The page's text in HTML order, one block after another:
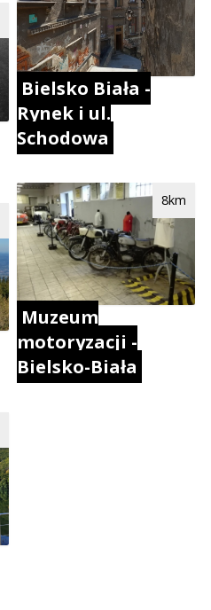
Bielsko Biała -
Rynek i ul.
Schodowa
Muzeum
motoryzacji -
Bielsko-Biała
8km